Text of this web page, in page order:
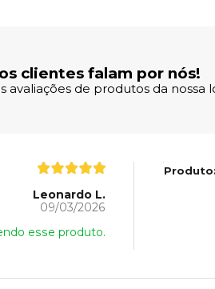
clientes falam por nós!
avaliações de produtos da nossa
Leonardo L.
09/03/2026
esse produto.
Produto: